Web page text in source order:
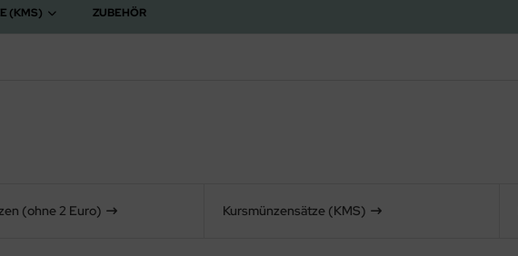
(KMS) ZUBEHÖR
(ohne 2 Euro) Kursmünzensätze (KMS)